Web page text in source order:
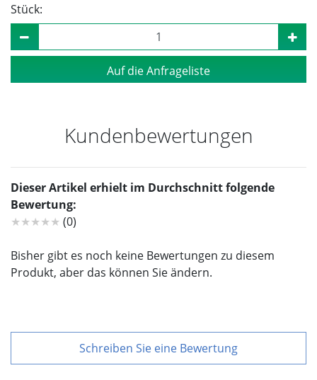
Stück:
Auf die Anfrageliste
Kundenbewertungen
Dieser Artikel erhielt im Durchschnitt folgende
Bewertung:
★★★★★ (0)
Bisher gibt es noch keine Bewertungen zu diesem
Produkt, aber das können Sie ändern.
Schreiben Sie eine Bewertung